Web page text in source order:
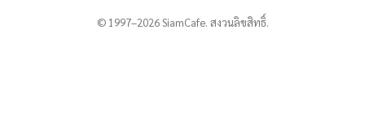
© 1997–2026 SiamCafe. สงวนลิขสิทธิ์.